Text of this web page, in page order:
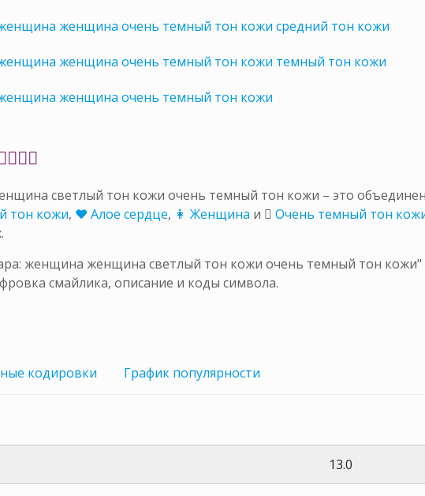
женщина очень темный тон кожи средний тон кожи
женщина очень темный тон кожи темный тон кожи
женщина очень темный тон кожи
светлый тон кожи очень темный тон кожи – это
тон кожи, ❤ Алое сердце, 👩 Женщина и 🏿 Очень темный тон
женщина женщина светлый тон кожи очень темный тон кожи"
смайлика, описание и коды символа.
кодировки График популярности
13.0